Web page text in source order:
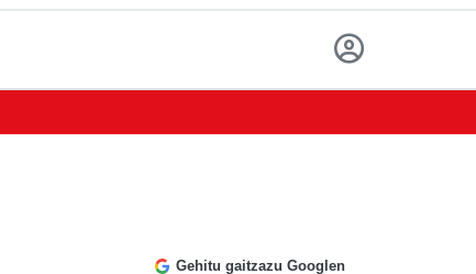
Gehitu gaitzazu Googlen